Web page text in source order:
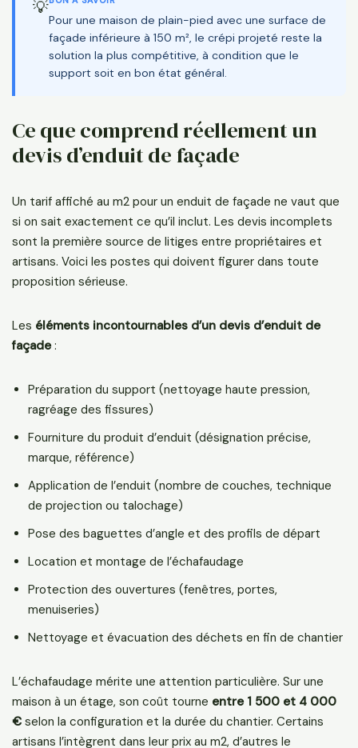
💡
Pour une maison de plain-pied avec une surface de
façade inférieure à 150 m², le crépi projeté reste la
solution la plus compétitive, à condition que le
support soit en bon état général.
Ce que comprend réellement un
devis d’enduit de façade
Un tarif affiché au m2 pour un enduit de façade ne vaut que
si on sait exactement ce qu’il inclut. Les devis incomplets
sont la première source de litiges entre propriétaires et
artisans. Voici les postes qui doivent figurer dans toute
proposition sérieuse.
Les éléments incontournables d’un devis d’enduit de
façade:
Préparation du support (nettoyage haute pression,
ragréage des fissures)
Fourniture du produit d’enduit (désignation précise,
marque, référence)
Application de l’enduit (nombre de couches, technique
de projection ou talochage)
Pose des baguettes d’angle et des profils de départ
Location et montage de l’échafaudage
Protection des ouvertures (fenêtres, portes,
menuiseries)
Nettoyage et évacuation des déchets en fin de chantier
L’échafaudage mérite une attention particulière. Sur une
maison à un étage, son coût tourne entre 1 500 et 4 000
€ selon la configuration et la durée du chantier. Certains
artisans l’intègrent dans leur prix au m2, d’autres le